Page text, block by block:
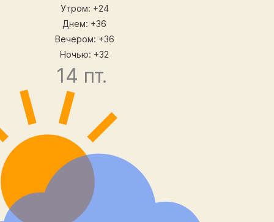
Утром: +24
Днем: +36
Вечером: +36
Ночью: +32
14 пт.